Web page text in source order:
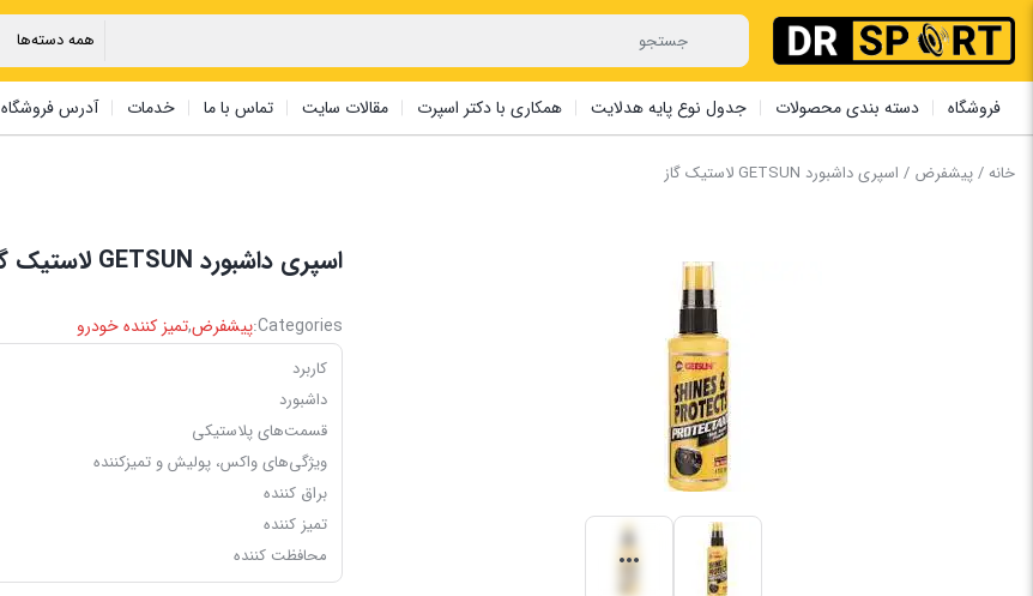
فروشگاه دسته بندی محصولات جدول نوع پایه هدلایت همکاری با دکتر اسپرت مقالات سایت تماس با ما خدمات آدرس فروشگاه
خانه/پیشفرض / اسپری داشبورد GETSUN لاستیک گاز
اسپری داشبورد GETSUN لاستیک گاز
Categories:پیشفرض,تمیز کننده خودرو
کاربرد
داشبورد
قسمت‌های پلاستیکی
ویژگی‌های واکس، پولیش و تمیزکننده
براق کننده
تمیز کننده
محافظت کننده